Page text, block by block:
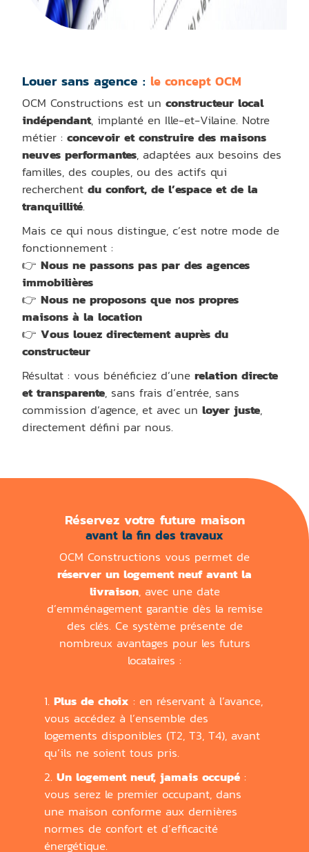
Louer sans agence : le concept OCM
OCM Constructions est unconstructeur local
indépendant, implanté en Ille-et-Vilaine. Notre
métier :concevoir et construire des maisons
neuves performantes, adaptées aux besoins des
familles, des couples, ou des actifs qui
recherchentdu confort, de l’espace et de la
tranquillité.
Mais ce qui nous distingue, c’est notre mode de
fonctionnement :
👉Nous ne passons pas par des agences
immobilières
👉Nous ne proposons que nos propres
maisons à la location
👉Vous louez directement auprès du
constructeur
Résultat : vous bénéficiez d’unerelation directe
et transparente, sans frais d’entrée, sans
commission d’agence, et avec unloyer juste,
directement défini par nous.
Réservez votre future maison
avant la fin des travaux
OCM Constructions vous permet de
réserver un logement neuf avant la
livraison, avec une date
d’emménagement garantie dès la remise
des clés. Ce système présente de
nombreux avantages pour les futurs
locataires :
1. Plus de choix : en réservant à l’avance,
vous accédez à l’ensemble des
logements disponibles (T2, T3, T4), avant
qu’ils ne soient tous pris.
2. Un logement neuf, jamais occupé :
vous serez le premier occupant, dans
une maison conforme aux dernières
normes de confort et d’efficacité
énergétique.